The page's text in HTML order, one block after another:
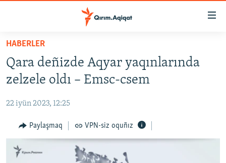
Esas
qaytmaq
Baş
qaytmaq
qaytmaq
HABERLER
SİYASET
CEMİYET
MEDENİYET
İNSAN AQLARI
HABERLER
Qara deñizde Aqyar yaqınlarında
zelzele oldı – Emsc-csem
22 iyün 2023, 12:25
Paylaşmaq VPN-siz oquñız